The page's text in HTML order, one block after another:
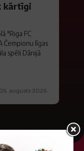
kārtīgi
"Riga FC
Čempionu līgas
spēli Dānijā
05. augusts 2026.